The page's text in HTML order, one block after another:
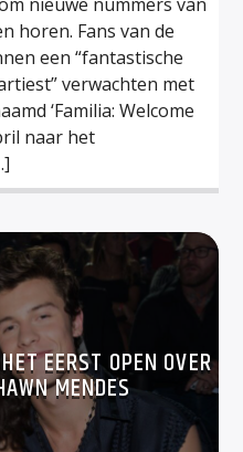
horen. Fans van de
een “fantastische
verwachten met
‘Familia: Welcome
naar het
EERST OPEN OVER
MENDES